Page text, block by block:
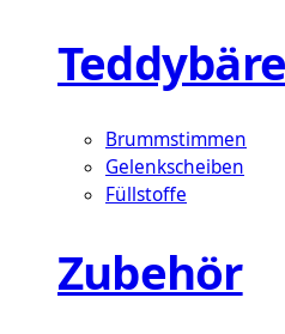
Brummstimmen
Gelenkscheiben
Füllstoffe
Zubehör